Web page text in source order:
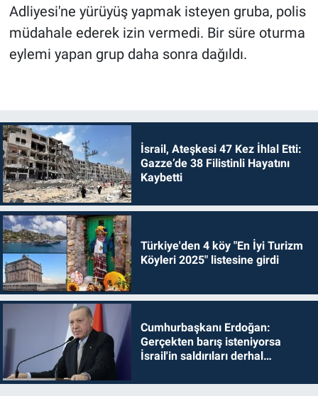
Adliyesi'ne yürüyüş yapmak isteyen gruba, polis
müdahale ederek izin vermedi. Bir süre oturma
eylemi yapan grup daha sonra dağıldı.
İsrail, Ateşkesi 47 Kez İhlal Etti:
Gazze’de 38 Filistinli Hayatını
Kaybetti
Türkiye'den 4 köy "En İyi Turizm
Köyleri 2025" listesine girdi
Cumhurbaşkanı Erdoğan:
Gerçekten barış isteniyorsa
İsrail'in saldırıları derhal